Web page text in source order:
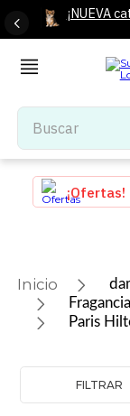
¡NUEVA
Buscar
TÉRMINOS MÁS
1.
tenis mujer
iphone
tenis
bocinas
¡Ofertas!
Paris
FILTRAR